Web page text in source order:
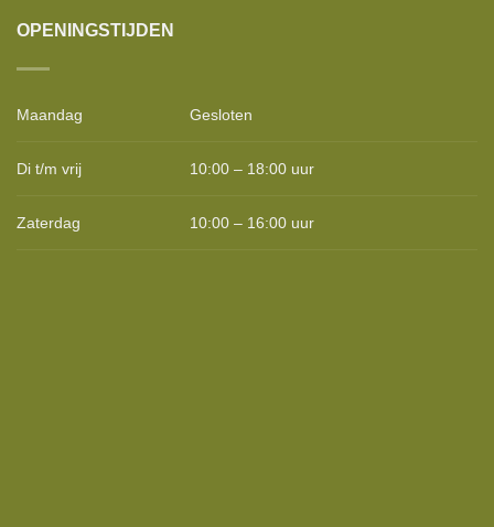
OPENINGSTIJDEN
Maandag Gesloten
Di t/m vrij 10:00 – 18:00 uur
Zaterdag 10:00 – 16:00 uur